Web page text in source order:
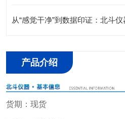
产品介绍
货期：现货